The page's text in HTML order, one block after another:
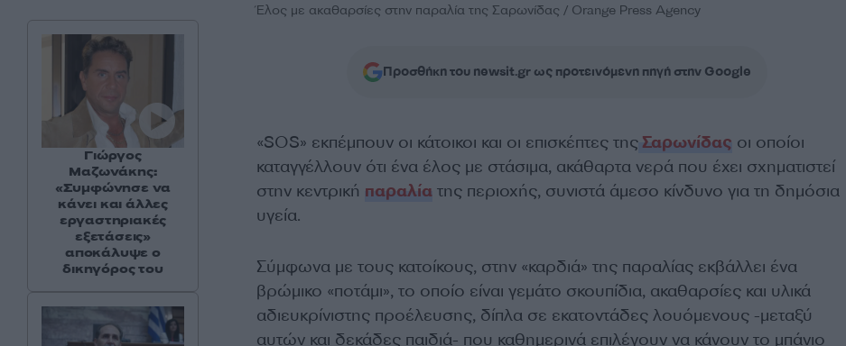
Έλος με ακαθαρσίες στην παραλία της Σαρωνίδας / Orange Press Agency
Προσθήκη του newsit.gr ως προτεινόμενη πηγή στην Google
«SOS» εκπέμπουν οι κάτοικοι και οι επισκέπτες τηςΣαρωνίδας οι οποίοι
καταγγέλλουν ότι ένα έλος με στάσιμα, ακάθαρτα νερά που έχει σχηματιστεί
στην κεντρική παραλίατης περιοχής, συνιστά άμεσο κίνδυνο για τη δημόσια
υγεία.
Σύμφωνα με τους κατοίκους, στην «καρδιά» της παραλίας εκβάλλει ένα
βρώμικο «ποτάμι», το οποίο είναι γεμάτο σκουπίδια, ακαθαρσίες και υλικά
αδιευκρίνιστης προέλευσης, δίπλα σε εκατοντάδες λουόμενους -μεταξύ
αυτών και δεκάδες παιδιά- που καθημερινά επιλέγουν να κάνουν το μπάνιο
Γιώργος
Μαζωνάκης:
«Συμφώνησε να
κάνει και άλλες
εργαστηριακές
εξετάσεις»
αποκάλυψε ο
δικηγόρος του